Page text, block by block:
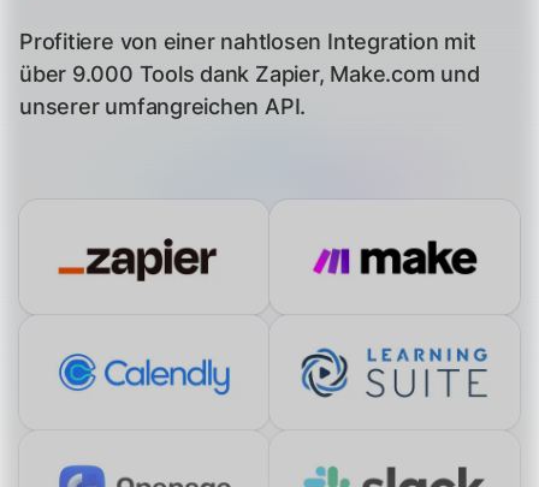
Profitiere von einer nahtlosen Integration mit
über 9.000 Tools dank Zapier, Make.com und
unserer umfangreichen API.